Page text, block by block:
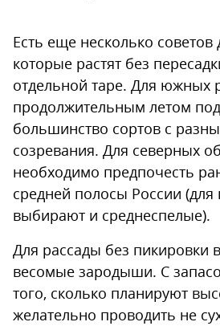
Есть еще несколько
которые растят без
отдельной таре. Для южных
продолжительным летом
большинство сортов с
созревания. Для северных
необходимо предпочесть
средней полосы России (для
выбирают и среднеспелые).
Для рассады без
весомые зародыши. С
того, сколько планируют
желательно проводить не